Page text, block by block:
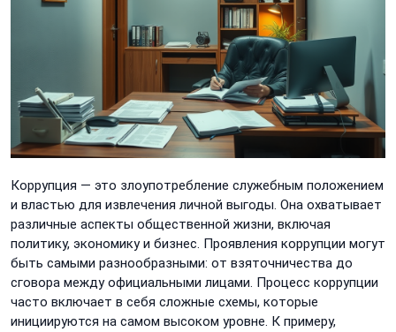
Коррупция — это злоупотребление служебным положением
и властью для извлечения личной выгоды. Она охватывает
различные аспекты общественной жизни, включая
политику, экономику и бизнес. Проявления коррупции могут
быть самыми разнообразными: от взяточничества до
сговора между официальными лицами. Процесс коррупции
часто включает в себя сложные схемы, которые
инициируются на самом высоком уровне. К примеру,